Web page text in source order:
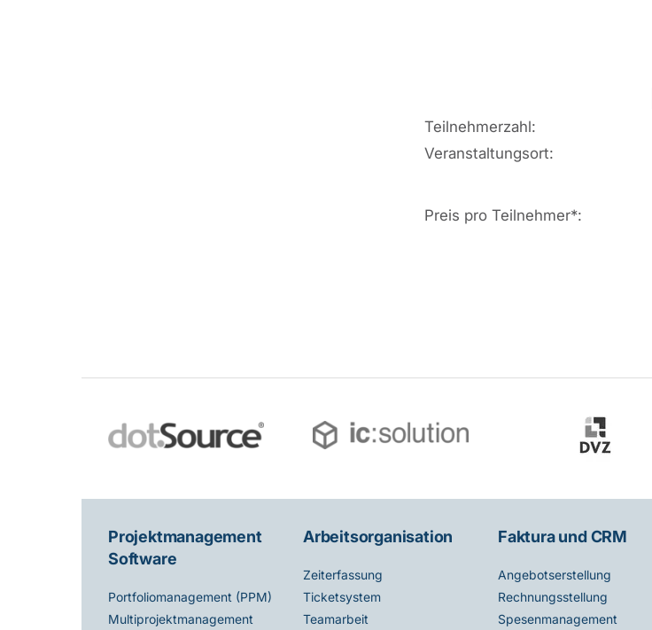
Teilnehmerzahl:
Veranstaltungsort:
Preis pro Teilnehmer*:
Projektmanagement
Software
Portfoliomanagement (PPM)
Multiprojektmanagement
Arbeitsorganisation
Zeiterfassung
Ticketsystem
Teamarbeit
Faktura und CRM
Angebotserstellung
Rechnungsstellung
Spesenmanagement